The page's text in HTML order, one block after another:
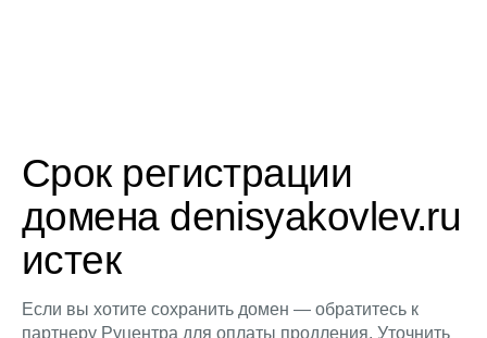
Срок регистрации
домена denisyakovlev.ru
истек
Если вы хотите сохранить домен — обратитесь к
партнеру Руцентра для оплаты продления. Уточнить